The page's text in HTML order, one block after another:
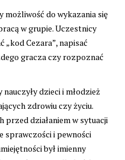
możliwość do wykazania się
w grupie. Uczestnicy
„kod Cezara”, napisać
gracza czy rozpoznać
dzieci i młodzież
zdrowiu czy życiu.
działaniem w sytuacji
sprawczości i pewności
był imienny